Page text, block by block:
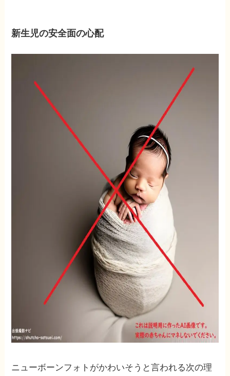
新生児の安全面の心配
ニューボーンフォトがかわいそうと言われる次の理